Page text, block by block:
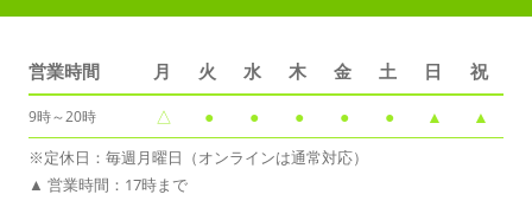
営業時間 月 火 水 木 金 土 日 祝
9時～20時 △ ● ● ● ● ● ▲ ▲
※定休日：毎週月曜日（オンラインは通常対応）
▲ 営業時間：17時まで